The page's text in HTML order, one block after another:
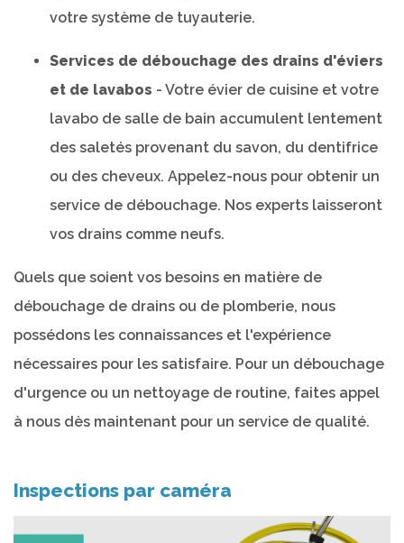
votre système de tuyauterie.
Services de débouchage des drains d'éviers
et de lavabos - Votre évier de cuisine et votre
lavabo de salle de bain accumulent lentement
des saletés provenant du savon, du dentifrice
ou des cheveux. Appelez-nous pour obtenir un
service de débouchage. Nos experts laisseront
vos drains comme neufs.
Quels que soient vos besoins en matière de
débouchage de drains ou de plomberie, nous
possédons les connaissances et l'expérience
nécessaires pour les satisfaire. Pour un débouchage
d'urgence ou un nettoyage de routine, faites appel
à nous dès maintenant pour un service de qualité.
Inspections par caméra